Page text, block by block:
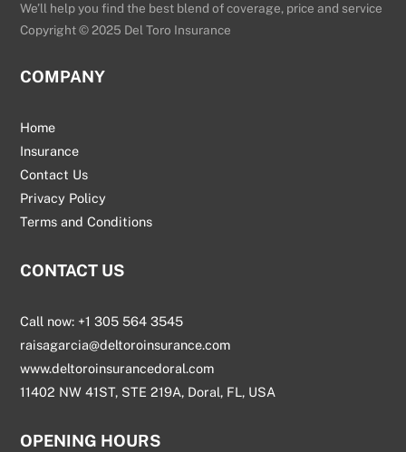
We’ll help you find the best blend of coverage, price and service
Copyright © 2025 Del Toro Insurance
COMPANY
Home
Insurance
Contact Us
Privacy Policy
Terms and Conditions
CONTACT US
Call now: +1 305 564 3545
raisagarcia@deltoroinsurance.com
www.deltoroinsurancedoral.com
11402 NW 41ST, STE 219A, Doral, FL, USA
OPENING HOURS